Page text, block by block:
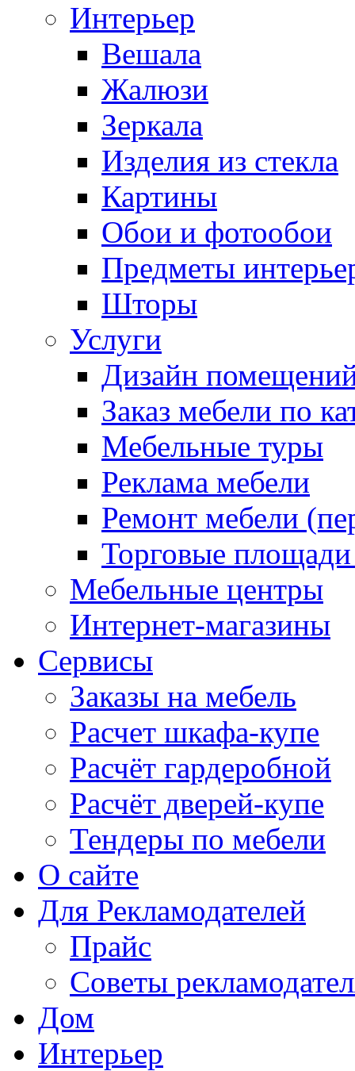
Интерьер
Вешала
Жалюзи
Зеркала
Изделия из стекла
Картины
Обои и фотообои
Предметы
Шторы
Услуги
Дизайн
Заказ мебели по
Мебельные туры
Реклама мебели
Ремонт мебели
Торговые
Мебельные центры
Интернет-магазины
Сервисы
Заказы на мебель
Расчет шкафа-купе
Расчёт гардеробной
Расчёт дверей-купе
Тендеры по мебели
О сайте
Для Рекламодателей
Прайс
Советы
Дом
Интерьер